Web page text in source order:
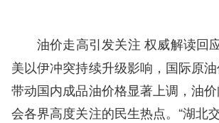
油价走高引发关注 权威解读回
美以伊冲突持续升级影响，国际原油
带动国内成品油价格显著上调，油
会各界高度关注的民生热点。“湖北